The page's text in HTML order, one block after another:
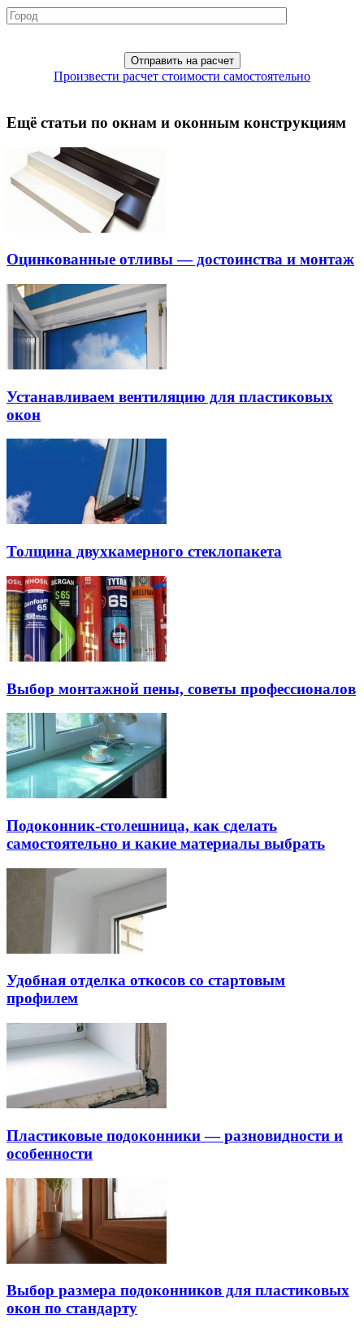
Произвести расчет стоимости самостоятельно
Ещё статьи по окнам и оконным конструкциям
Оцинкованные отливы — достоинства и монтаж
Устанавливаем вентиляцию для пластиковых
окон
Толщина двухкамерного стеклопакета
Выбор монтажной пены, советы профессионалов
Подоконник-столешница, как сделать
самостоятельно и какие материалы выбрать
Удобная отделка откосов со стартовым
профилем
Пластиковые подоконники — разновидности и
особенности
Выбор размера подоконников для пластиковых
окон по стандарту